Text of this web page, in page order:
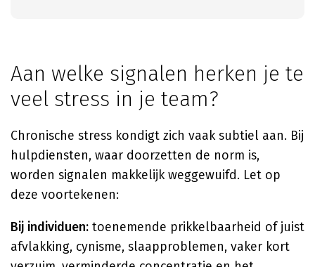
Aan welke signalen herken je te
veel stress in je team?
Chronische stress kondigt zich vaak subtiel aan. Bij
hulpdiensten, waar doorzetten de norm is,
worden signalen makkelijk weggewuifd. Let op
deze voortekenen:
Bij individuen: toenemende prikkelbaarheid of juist
afvlakking, cynisme, slaapproblemen, vaker kort